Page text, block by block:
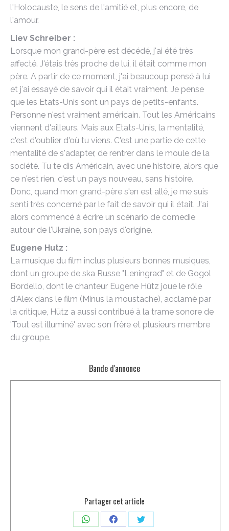
l'Holocauste, le sens de l'amitié et, plus encore, de
l'amour.
Liev Schreiber :
Lorsque mon grand-père est décédé, j'ai été très
affecté. J'étais très proche de lui, il était comme mon
père. A partir de ce moment, j'ai beaucoup pensé à lui
et j'ai essayé de savoir qui il était vraiment. Je pense
que les Etats-Unis sont un pays de petits-enfants.
Personne n'est vraiment américain. Tout les Américains
viennent d'ailleurs. Mais aux Etats-Unis, la mentalité,
c'est d'oublier d'où tu viens. C'est une partie de cette
mentalité de s'adapter, de rentrer dans le moule de la
société. Tu te dis Américain, avec une histoire, alors que
ce n'est rien, c'est un pays nouveau, sans histoire.
Donc, quand mon grand-père s'en est allé, je me suis
senti très concerné par le fait de savoir qui il était. J'ai
alors commencé à écrire un scénario de comedie
autour de l'Ukraine, son pays d'origine.
Eugene Hutz :
La musique du film inclus plusieurs bonnes musiques,
dont un groupe de ska Russe "Leningrad" et de Gogol
Bordello, dont le chanteur Eugene Hütz joue le rôle
d'Alex dans le film (Minus la moustache), acclamé par
la critique, Hütz a aussi contribué à la trame sonore de
'Tout est illuminé' avec son frère et plusieurs membre
du groupe.
Bande d'annonce
Partager cet article
PartagerPartagerPartager